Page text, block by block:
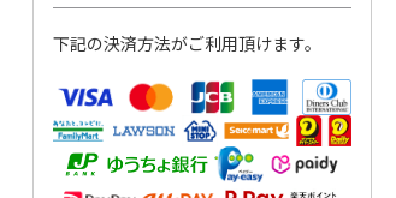
下記の決済方法がご利用頂けます。